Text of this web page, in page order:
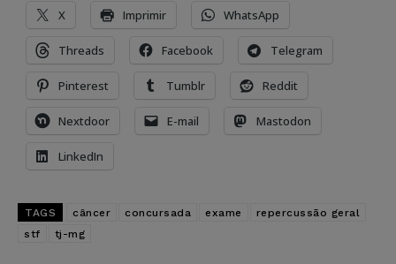
X Imprimir WhatsApp
Threads Facebook Telegram
Pinterest Tumblr Reddit
Nextdoor E-mail Mastodon
LinkedIn
TAGS câncer concursada exame
repercussão geral
stf
tj-mg